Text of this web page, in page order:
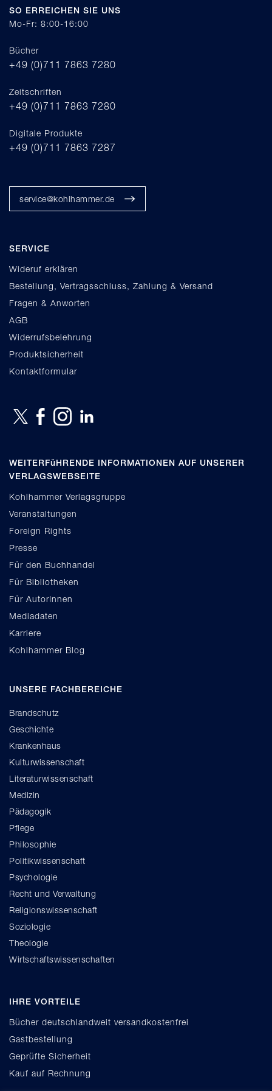
SO ERREICHEN SIE UNS
Mo-Fr: 8:00-16:00
Bücher
+49 (0)711 7863 7280
Zeitschriften
+49 (0)711 7863 7280
Digitale Produkte
+49 (0)711 7863 7287
service@kohlhammer.de
SERVICE
Wideruf erklären
Bestellung, Vertragsschluss, Zahlung & Versand
Fragen & Anworten
AGB
Widerrufsbelehrung
Produktsicherheit
Kontaktformular
WEITERFüHRENDE INFORMATIONEN AUF UNSERER
VERLAGSWEBSEITE
Kohlhammer Verlagsgruppe
Veranstaltungen
Foreign Rights
Presse
Für den Buchhandel
Für Bibliotheken
Für AutorInnen
Mediadaten
Karriere
Kohlhammer Blog
UNSERE FACHBEREICHE
Brandschutz
Geschichte
Krankenhaus
Kulturwissenschaft
Literaturwissenschaft
Medizin
Pädagogik
Pflege
Philosophie
Politikwissenschaft
Psychologie
Recht und Verwaltung
Religionswissenschaft
Soziologie
Theologie
Wirtschaftswissenschaften
IHRE VORTEILE
Bücher deutschlandweit versandkostenfrei
Gastbestellung
Geprüfte Sicherheit
Kauf auf Rechnung